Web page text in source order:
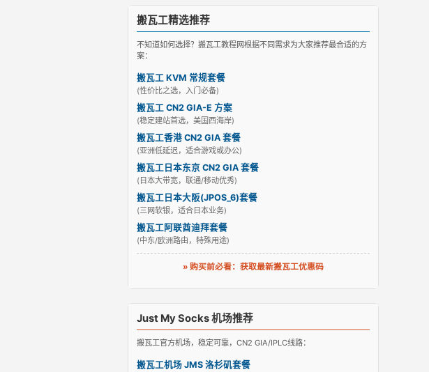
搬瓦工精选推荐
不知道如何选择？搬瓦工教程网根据不同需求为大家推荐最合适的方
案：
搬瓦工 KVM 常规套餐
(性价比之选，入门必备)
搬瓦工 CN2 GIA-E 方案
(稳定建站首选，美国西海岸)
搬瓦工香港 CN2 GIA 套餐
(亚洲低延迟，适合游戏或办公)
搬瓦工日本东京 CN2 GIA 套餐
(日本大带宽，联通/移动优秀)
搬瓦工日本大阪(JPOS_6)套餐
(三网软银，适合日本业务)
搬瓦工阿联酋迪拜套餐
(中东/欧洲路由，特殊用途)
» 购买前必看：获取最新搬瓦工优惠码
Just My Socks 机场推荐
搬瓦工官方机场，稳定可靠，CN2 GIA/IPLC线路：
搬瓦工机场 JMS 洛杉矶套餐